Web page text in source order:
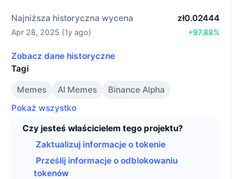
Najniższa historyczna wycena
Apr 28, 2025 (1y ago)
zł0.02444
+97.88%
Zobacz dane historyczne
Tagi
Memes
AI Memes
Binance Alpha
Pokaż wszystko
Czy jesteś właścicielem tego projektu?
Zaktualizuj informacje o tokenie
Prześlij informacje o odblokowaniu
tokenów